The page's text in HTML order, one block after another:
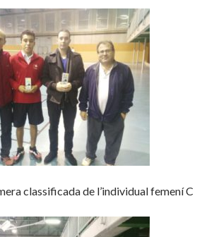
classificada de l’individual femení C